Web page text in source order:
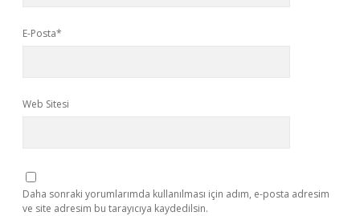
E-Posta*
Web Sitesi
Daha sonraki yorumlarımda kullanılması için adım, e-posta adresim
ve site adresim bu tarayıcıya kaydedilsin.